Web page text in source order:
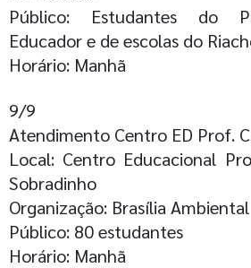
Público: Estudantes do
Educador e de escolas do
Horário: Manhã
9/9
Atendimento Centro ED Prof.
Local: Centro Educacional
Sobradinho
Organização: Brasília Ambiental
Público: 80 estudantes
Horário: Manhã